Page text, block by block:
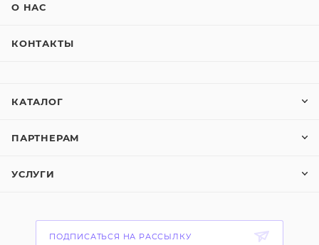
О НАС
КОНТАКТЫ
КАТАЛОГ
ПАРТНЕРАМ
УСЛУГИ
ПОДПИСАТЬСЯ НА РАССЫЛКУ